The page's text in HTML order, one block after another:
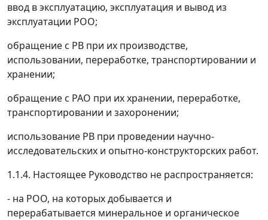
ввод в эксплуатацию, эксплуатация и вывод из
эксплуатации РОО;
обращение с РВ при их производстве,
использовании, переработке, транспортировании и
хранении;
обращение с РАО при их хранении, переработке,
транспортировании и захоронении;
использование РВ при проведении научно-
исследовательских и опытно-конструкторских работ.
1.1.4. Настоящее Руководство не распространяется:
- на РОО, на которых добывается и
перерабатывается минеральное и органическое